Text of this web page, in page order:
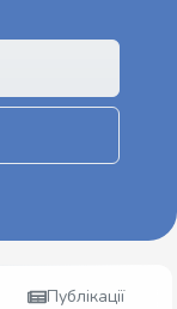
Публікації